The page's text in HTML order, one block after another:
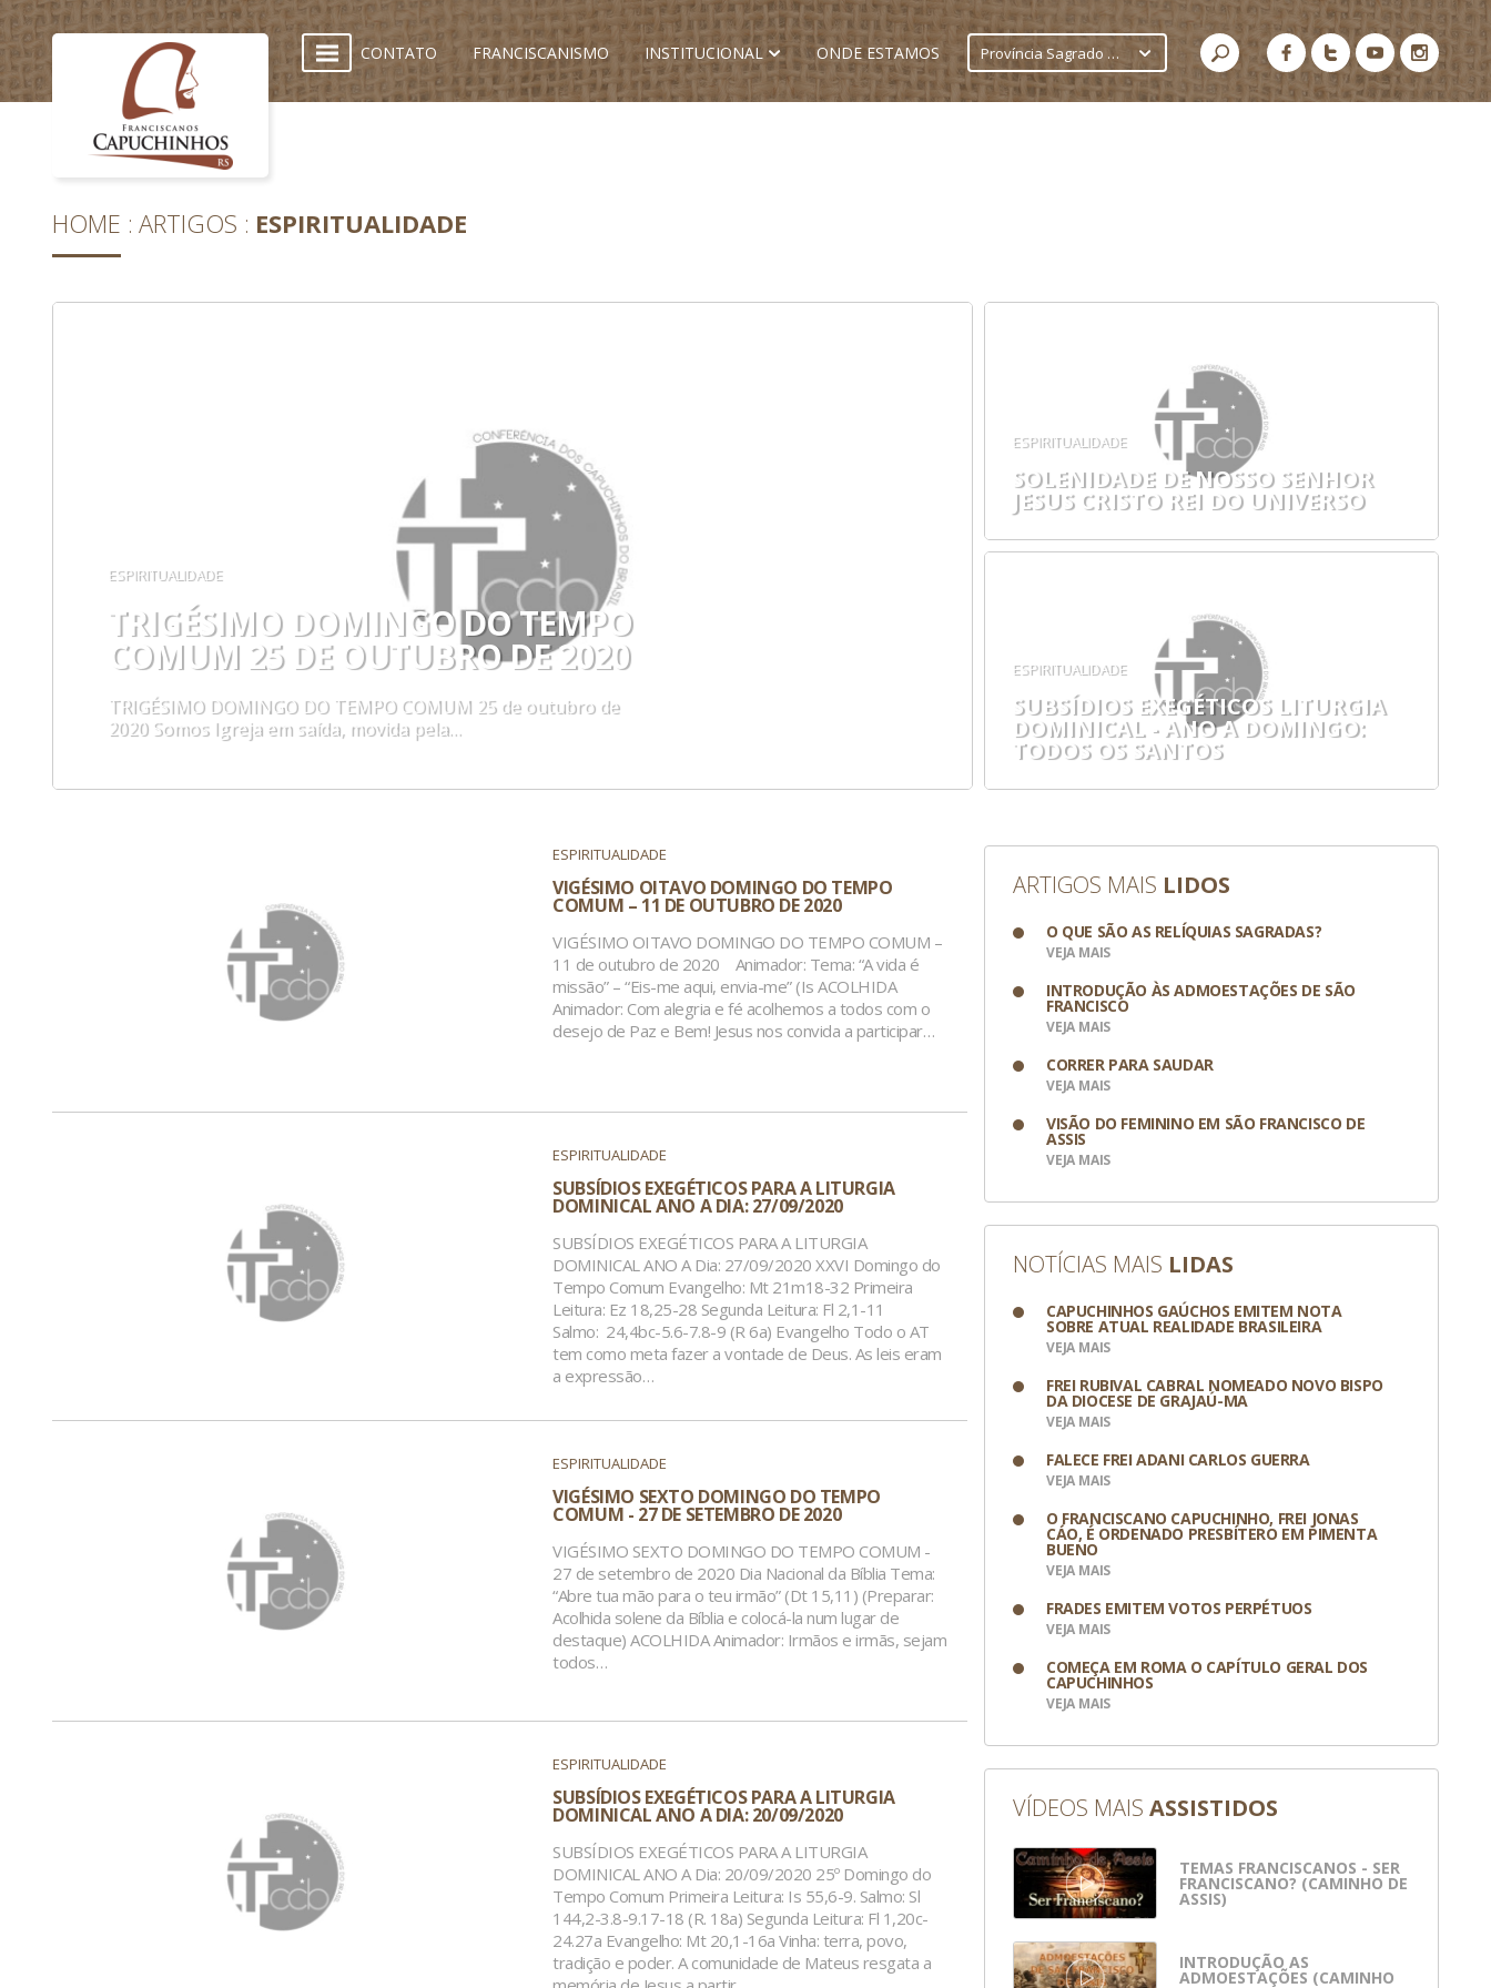
CONTATO FRANCISCANISMO INSTITUCIONAL ONDE ESTAMOS Província Sagrado Coração de Jesus
HOME ARTIGOS ESPIRITUALIDADE
ESPIRITUALIDADE
TRIGÉSIMO DOMINGO DO TEMPO
COMUM 25 DE OUTUBRO DE 2020
TRIGÉSIMO DOMINGO DO TEMPO COMUM 25 de outubro de
2020 Somos Igreja em saída, movida pela…
ESPIRITUALIDADE
SOLENIDADE DE NOSSO SENHOR
JESUS CRISTO REI DO UNIVERSO
ESPIRITUALIDADE
SUBSÍDIOS EXEGÉTICOS LITURGIA
DOMINICAL - ANO A DOMINGO:
TODOS OS SANTOS
ESPIRITUALIDADE
VIGÉSIMO OITAVO DOMINGO DO TEMPO
COMUM – 11 DE OUTUBRO DE 2020
VIGÉSIMO OITAVO DOMINGO DO TEMPO COMUM –
11 de outubro de 2020 Animador: Tema: “A vida é
missão” – “Eis-me aqui, envia-me” (Is ACOLHIDA
Animador: Com alegria e fé acolhemos a todos com o
desejo de Paz e Bem! Jesus nos convida a participar…
ESPIRITUALIDADE
SUBSÍDIOS EXEGÉTICOS PARA A LITURGIA
DOMINICAL ANO A DIA: 27/09/2020
SUBSÍDIOS EXEGÉTICOS PARA A LITURGIA
DOMINICAL ANO A Dia: 27/09/2020 XXVI Domingo do
Tempo Comum Evangelho: Mt 21m18-32 Primeira
Leitura: Ez 18,25-28 Segunda Leitura: Fl 2,1-11
Salmo: 24,4bc-5.6-7.8-9 (R 6a) Evangelho Todo o AT
tem como meta fazer a vontade de Deus. As leis eram
a expressão…
ESPIRITUALIDADE
VIGÉSIMO SEXTO DOMINGO DO TEMPO
COMUM - 27 DE SETEMBRO DE 2020
VIGÉSIMO SEXTO DOMINGO DO TEMPO COMUM -
27 de setembro de 2020 Dia Nacional da Bíblia Tema:
“Abre tua mão para o teu irmão” (Dt 15,11) (Preparar:
Acolhida solene da Bíblia e colocá-la num lugar de
destaque) ACOLHIDA Animador: Irmãos e irmãs, sejam
todos…
ESPIRITUALIDADE
SUBSÍDIOS EXEGÉTICOS PARA A LITURGIA
DOMINICAL ANO A DIA: 20/09/2020
SUBSÍDIOS EXEGÉTICOS PARA A LITURGIA
DOMINICAL ANO A Dia: 20/09/2020 25º Domingo do
Tempo Comum Primeira Leitura: Is 55,6-9. Salmo: Sl
144,2-3.8-9.17-18 (R. 18a) Segunda Leitura: Fl 1,20c-
24.27a Evangelho: Mt 20,1-16a Vinha: terra, povo,
tradição e poder. A comunidade de Mateus resgata a
ARTIGOS MAIS LIDOS
O QUE SÃO AS RELÍQUIAS SAGRADAS?
VEJA MAIS
INTRODUÇÃO ÀS ADMOESTAÇÕES DE SÃO
FRANCISCO
VEJA MAIS
CORRER PARA SAUDAR
VEJA MAIS
VISÃO DO FEMININO EM SÃO FRANCISCO DE
ASSIS
VEJA MAIS
NOTÍCIAS MAIS LIDAS
CAPUCHINHOS GAÚCHOS EMITEM NOTA
SOBRE ATUAL REALIDADE BRASILEIRA
VEJA MAIS
FREI RUBIVAL CABRAL NOMEADO NOVO BISPO
DA DIOCESE DE GRAJAÚ-MA
VEJA MAIS
FALECE FREI ADANI CARLOS GUERRA
VEJA MAIS
O FRANCISCANO CAPUCHINHO, FREI JONAS
CÁO, É ORDENADO PRESBÍTERO EM PIMENTA
BUENO
VEJA MAIS
FRADES EMITEM VOTOS PERPÉTUOS
VEJA MAIS
COMEÇA EM ROMA O CAPÍTULO GERAL DOS
CAPUCHINHOS
VEJA MAIS
VÍDEOS MAIS ASSISTIDOS
TEMAS FRANCISCANOS - SER
FRANCISCANO? (CAMINHO DE
ASSIS)
INTRODUÇÃO AS
ADMOESTAÇÕES (CAMINHO